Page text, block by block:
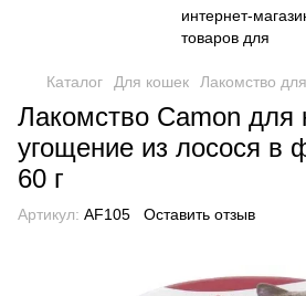
Каталог Для кошек Лакомство
Лакомство Camon для
угощение из лосося в
60 г
Артикул: AF105 Оставить отзыв